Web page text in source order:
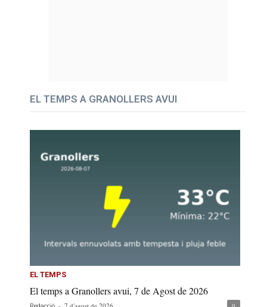
EL TEMPS A GRANOLLERS AVUI
EL TEMPS
El temps a Granollers avui, 7 de Agost de 2026